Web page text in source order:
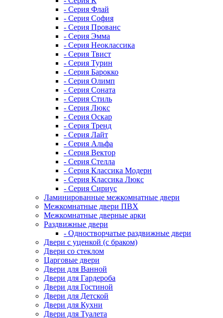
- Серия Флай
- Серия София
- Серия Прованс
- Серия Эмма
- Серия Неоклассика
- Серия Твист
- Серия Турин
- Серия Барокко
- Серия Олимп
- Серия Соната
- Серия Стиль
- Серия Люкс
- Серия Оскар
- Серия Тренд
- Серия Лайт
- Серия Альфа
- Серия Вектор
- Серия Стелла
- Серия Классика Модерн
- Серия Классика Люкс
- Серия Сириус
Ламинированные межкомнатные двери
Межкомнатные двери ПВХ
Межкомнатные дверные арки
Раздвижные двери
- Одностворчатые раздвижные двери
Двери с уценкой (с браком)
Двери со стеклом
Царговые двери
Двери для Ванной
Двери для Гардероба
Двери для Гостиной
Двери для Детской
Двери для Кухни
Двери для Туалета